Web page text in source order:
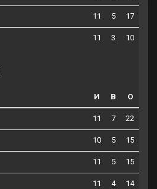
11 5 17
11 3 10
И В О
11 7 22
10 5 15
11 5 15
11 4 14